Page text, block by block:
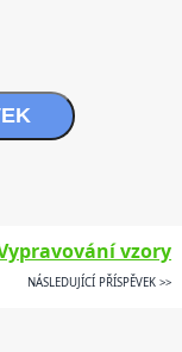
vzory
NÁSLEDUJÍCÍ PŘÍSPĚVEK >>